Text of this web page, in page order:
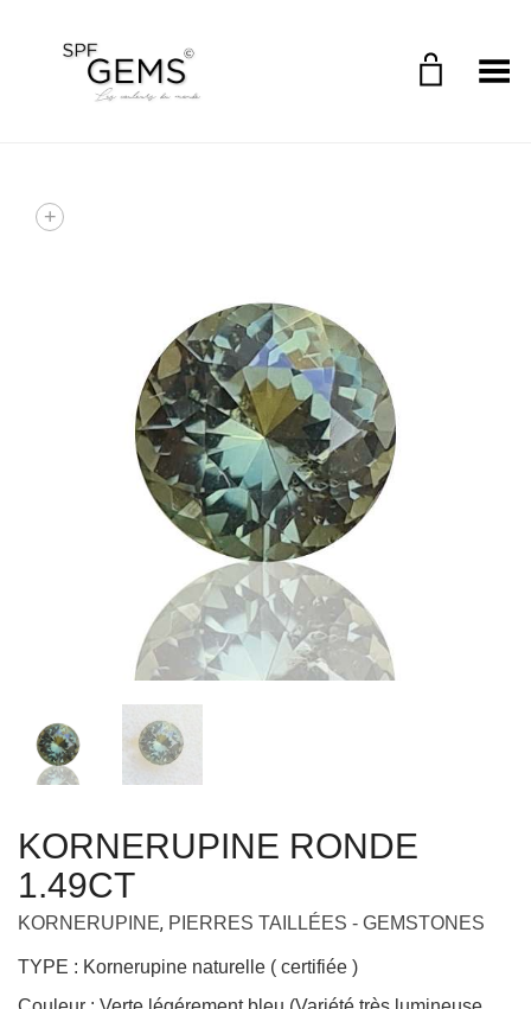
Toggle Menu
+
KORNERUPINE RONDE
KORNERUPINE, PIERRES TAILLÉES - GEMSTONES
TYPE : Kornerupine naturelle ( certifiée )
Couleur : Verte légérement bleu (Variété très lumineuse
pour le gisement ) (Photo prise en lumière naturelle)
ORIGINE : SRI-LANKA